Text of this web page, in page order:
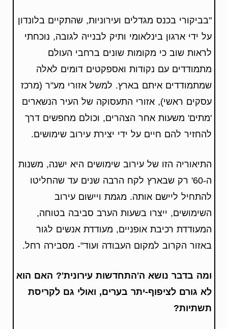
"בביקורי בכנס מגדלים ועירוניות, שהתקיים בלונדון
על ידי ארגון בינלאומי ותיק לבנייה לגובה, נוכחתי
לראות שוב כי מקומות שונים ברחבי העולם
מתמודדים עם נקודות ואספקטים דומים לאלה
שמתמודדים איתם בארץ. למשל אזורי מע"ר (מרכז
עסקים ראשי), אזורי התעסוקה של העיר הנשארים
'מתים' משעות אחר הצהרים, וכולם מחפשים דרך
להחזיר להם חיים על ידי יצירת עירוב שימושים.
התיאוריה הזו של עירוב שימושים היא ישנה, משנות
ה-60' רק שבארץ לקח הרבה שנים עד שהחליטו
להתחיל ליישם אותה. מגמת ויישום עירוב
השימושים, ייצרו בשעות הערב סביבה בטוחה,
המעודדת רכיבת אופניים, מעודדת אנשים לגור
באזור הקרוב למקום העבודה ועוד"- מסבירה רחל.
ומה בדבר נושא ה'התחדשות עירונית'? האם הוא
לא גורם לציפוף-יתר בערים, ואולי גם לקריסת
תשתיות?